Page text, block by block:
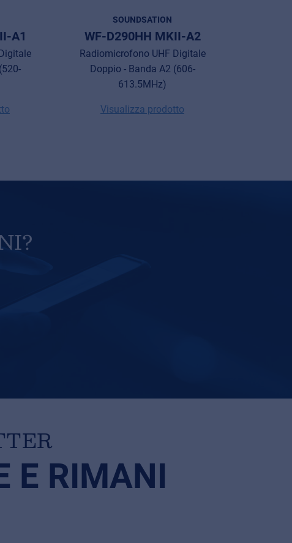
A1
SOUNDSATION
WF-D290HH MKII-A2
Radiomicrofono UHF Digitale
Doppio - Banda A2 (606-
613.5MHz)
Visualizza prodotto
E RIMANI